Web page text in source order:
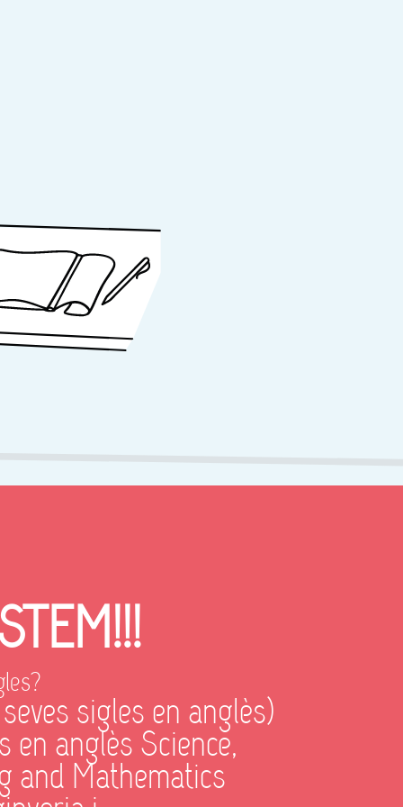
sigles en anglès)
en anglès Science,
and Mathematics